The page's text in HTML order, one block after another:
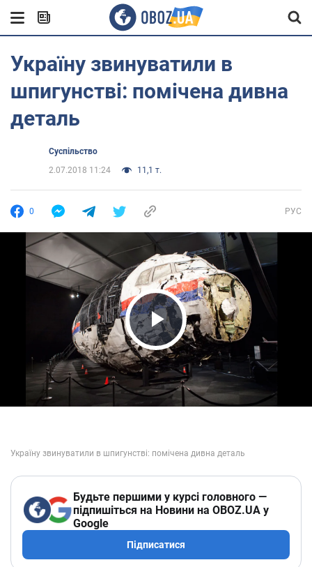
Україну звинуватили в
шпигунстві: помічена дивна
деталь
Суспільство
2.07.2018 11:24
11,1 т.
0 РУС
Play Video
Будьте першими у курсі головного —
підпишіться на Новини на OBOZ.UA у
Google
Підписатися